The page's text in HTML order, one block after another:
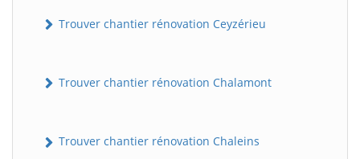
Trouver chantier rénovation Ceyzérieu
Trouver chantier rénovation Chalamont
Trouver chantier rénovation Chaleins